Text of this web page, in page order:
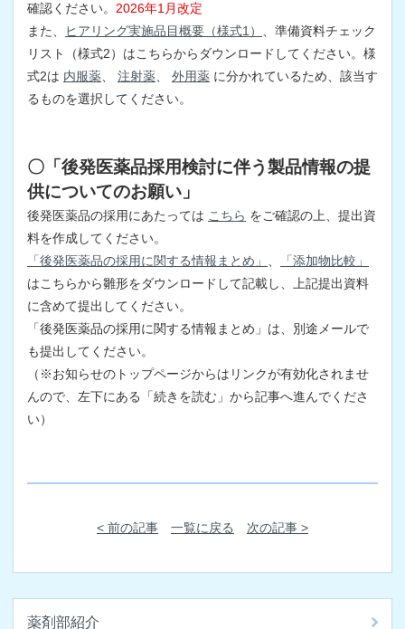
薬剤部紹介
確認ください。 2026年1月改定
また、
ヒアリング実施品目概要（様式1）
、準備資料チェック
リスト（様式2）はこちらからダウンロードしてください。様
式2は 内服薬 注射薬 外用薬 に分かれているため、該当す
るものを選択してください。
〇「後発医薬品採用検討に伴う製品情報の提
供についてのお願い」
後発医薬品の採用にあたっては こちら をご確認の上、提出資
料を作成してください。
「後発医薬品の採用に関する情報まとめ」
「添加物比較」
はこちらから雛形をダウンロードして記載し、上記提出資料
に含めて提出してください。
「後発医薬品の採用に関する情報まとめ」は、別途メールで
も提出してください。
（※お知らせのトップページからはリンクが有効化されませ
んので、左下にある「続きを読む」から記事へ進んでくださ
い）
< 前の記事 一覧に戻る 次の記事 >